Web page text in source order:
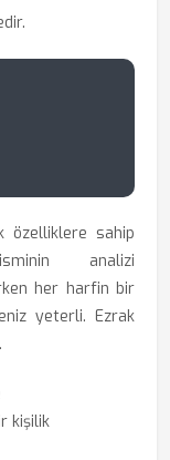
özelliklere sahip
isminin analizi
her harfin bir
yeterli. Ezrak
kişilik